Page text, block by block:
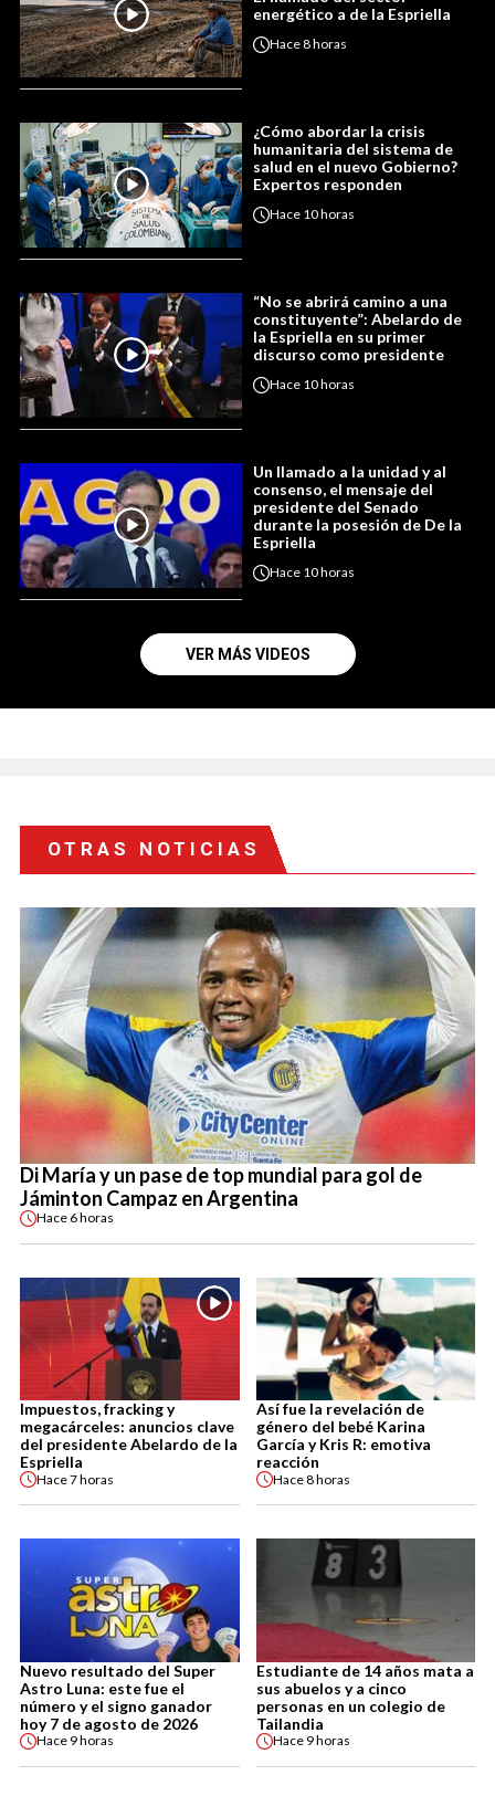
energético a de la Espriella
Hace8 horas
¿Cómo abordar la crisis
humanitaria del sistema de
salud en el nuevo Gobierno?
Expertos responden
Hace 10 horas
“No se abrirá camino a una
constituyente”: Abelardo de
la Espriella en su primer
discurso como presidente
Hace 10 horas
Un llamado a la unidad y al
consenso, el mensaje del
presidente del Senado
durante la posesión de De la
Espriella
Hace 10 horas
VER MÁS VIDEOS
OTRAS NOTICIAS
Di María y un pase de top mundial para gol de
Jáminton Campaz en Argentina
Hace 6 horas
Impuestos, fracking y
megacárceles: anuncios clave
del presidente Abelardo de la
Espriella
Hace7 horas
Así fue la revelación de
género del bebé Karina
García y Kris R: emotiva
reacción
Hace8 horas
Nuevo resultado del Super
Astro Luna: este fue el
número y el signo ganador
hoy 7 de agosto de 2026
Hace 9 horas
Estudiante de 14 años mata a
sus abuelos y a cinco
personas en un colegio de
Tailandia
Hace 9 horas